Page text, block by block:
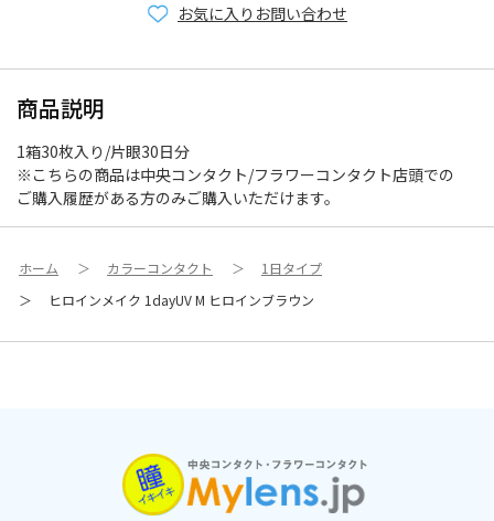
お問い合わせ
お気に入り
商品説明
1箱30枚入り/片眼30日分
※こちらの商品は中央コンタクト/フラワーコンタクト店頭での
ご購入履歴がある方のみご購入いただけます。
ホーム ＞ カラーコンタクト ＞
1日タイプ
＞
ヒロインメイク 1dayUV M ヒロインブラウン